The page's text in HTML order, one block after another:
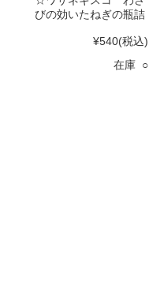
びの効いたねぎの瓶詰
¥540(税込)
在庫 ○